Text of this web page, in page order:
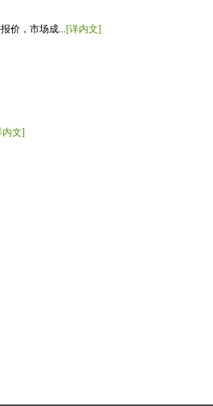
价，市场成...[详内文]
内文]